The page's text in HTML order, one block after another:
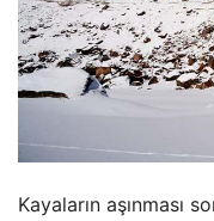
Kayaların aşınması